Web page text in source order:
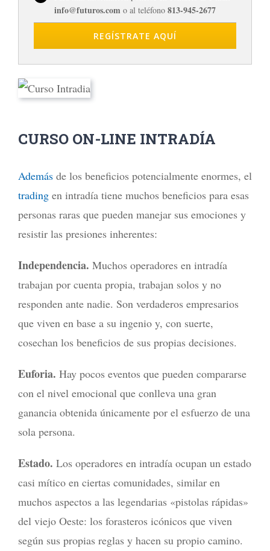
info@futuros.com o al teléfono 813-945-2677
REGÍSTRATE AQUÍ
CURSO ON-LINE INTRADÍA
Además de los beneficios potencialmente enormes, el
trading en intradía tiene muchos beneficios para esas
personas raras que pueden manejar sus emociones y
resistir las presiones inherentes:
Independencia. Muchos operadores en intradía
trabajan por cuenta propia, trabajan solos y no
responden ante nadie. Son verdaderos empresarios
que viven en base a su ingenio y, con suerte,
cosechan los beneficios de sus propias decisiones.
Euforia. Hay pocos eventos que pueden compararse
con el nivel emocional que conlleva una gran
ganancia obtenida únicamente por el esfuerzo de una
sola persona.
Estado. Los operadores en intradía ocupan un estado
casi mítico en ciertas comunidades, similar en
muchos aspectos a las legendarias «pistolas rápidas»
del viejo Oeste: los forasteros icónicos que viven
según sus propias reglas y hacen su propio camino.